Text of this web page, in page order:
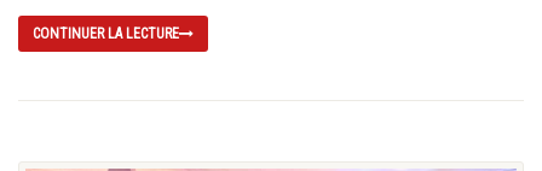
CONTINUER LA LECTURE